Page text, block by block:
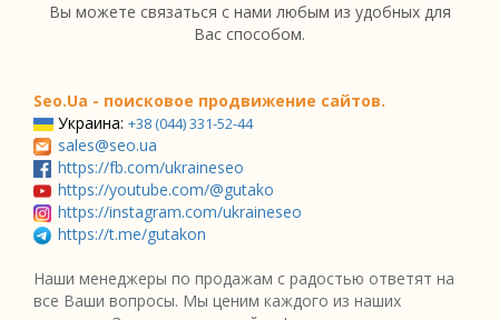
Вы можете связаться с нами любым из удобных для
Вас способом.
Seo.Ua - поисковое продвижение сайтов.
Украина: +38 (044) 331-52-44
sales@seo.ua
https://fb.com/ukraineseo
https://youtube.com/@gutako
https://instagram.com/ukraineseo
https://t.me/gutakon
Наши менеджеры по продажам с радостью ответят на
все Ваши вопросы. Мы ценим каждого из наших